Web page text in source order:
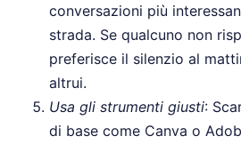
conversazioni più
strada. Se qualcuno non
preferisce il silenzio al
altrui.
Usa gli strumenti giusti:
di base come Canva o